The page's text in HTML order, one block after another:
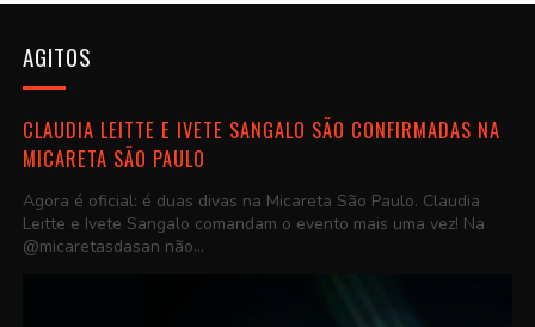
AGITOS
CLAUDIA LEITTE E IVETE SANGALO SÃO CONFIRMADAS NA
MICARETA SÃO PAULO
Agora é oficial: é duas divas na Micareta São Paulo. Claudia
Leitte e Ivete Sangalo comandam o evento mais uma vez! Na
@micaretasdasan não...